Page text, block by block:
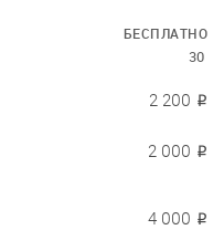
30
БЕСПЛАТНО
2 200 ₽
2 000 ₽
4 000 ₽